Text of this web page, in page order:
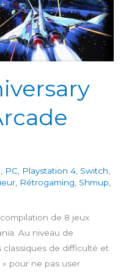
PC Playstation 4 Switch
Rétrogaming Shmup
de 8 jeux
Au niveau de
classiques de difficulté et
» pour ne pas user